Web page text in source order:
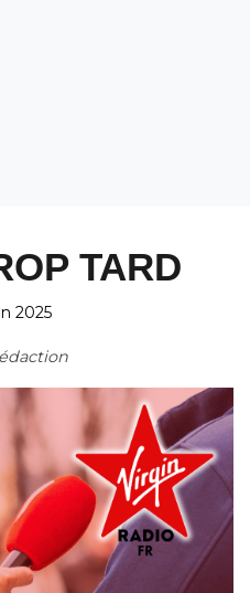
TARD
2025